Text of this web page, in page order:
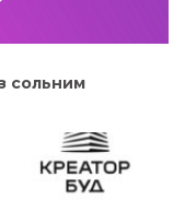
сольним